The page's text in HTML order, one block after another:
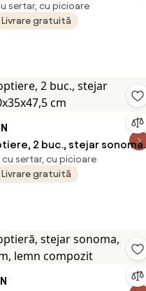
PAL
sertar, cu picioare
Livrare gratuită
2 buc., stejar sonoma,
cm
cu sertar, cu picioare
Livrare gratuită